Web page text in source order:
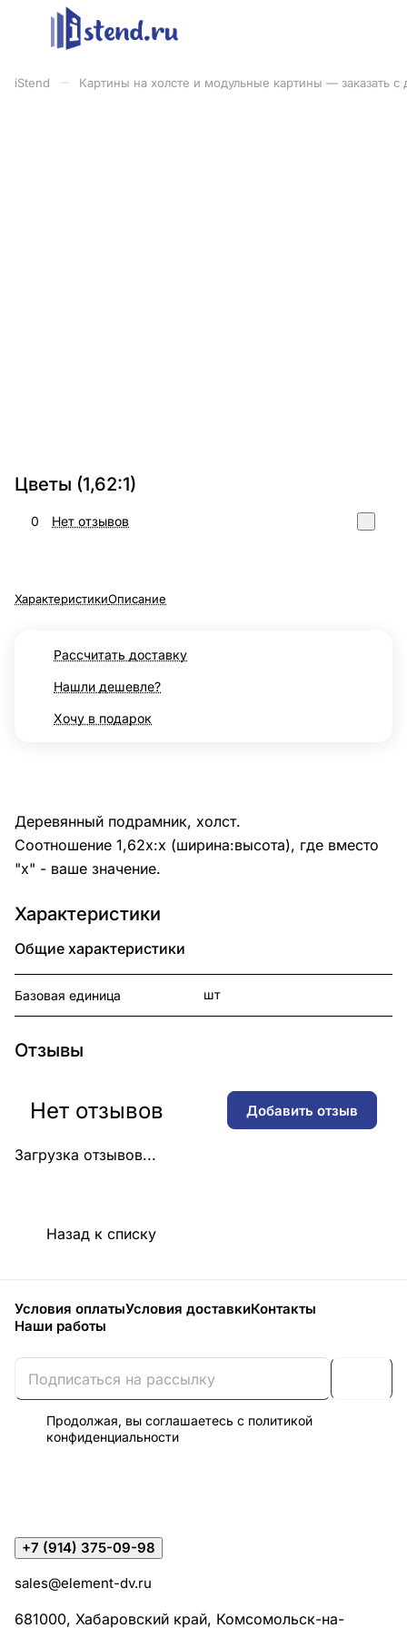
iStend Картины на холсте и модульные картины — заказать с
Цветы (1,62:1)
0 Нет отзывов
ХарактеристикиОписание
Рассчитать доставку
Нашли дешевле?
Хочу в подарок
Деревянный подрамник, холст.
Соотношение 1,62x:x (ширина:высота), где вместо
"x" - ваше значение.
Характеристики
Общие характеристики
Базовая единица шт
Отзывы
Загрузка отзывов...
Нет отзывов Добавить отзыв
Назад к списку
Условия оплатыУсловия доставкиКонтакты
Наши работы
Продолжая, вы соглашаетесь с политикой
конфиденциальности
+7 (914) 375-09-98
sales@element-dv.ru
681000, Хабаровский край, Комсомольск-на-